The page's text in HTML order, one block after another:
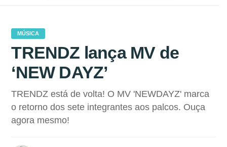
MÚSICA
TRENDZ lança MV de
‘NEW DAYZ’
TRENDZ está de volta! O MV 'NEWDAYZ' marca
o retorno dos sete integrantes aos palcos. Ouça
agora mesmo!